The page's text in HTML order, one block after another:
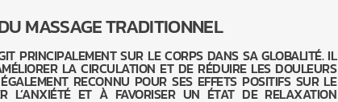
MASSAGE TRADITIONNEL
PRINCIPALEMENT SUR LE CORPS DANS SA GLOBALITÉ. IL
LA CIRCULATION ET DE RÉDUIRE LES DOULEURS
RECONNU POUR SES EFFETS POSITIFS SUR LE
L’ANXIÉTÉ ET À FAVORISER UN ÉTAT DE RELAXATION